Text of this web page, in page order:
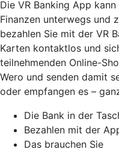
Die VR Banking App
Finanzen unterwegs und
bezahlen Sie mit der VR
Karten kontaktlos und
teilnehmenden Online-
Wero und senden damit
oder empfangen es –
Die Bank in der
Bezahlen mit der
Das brauchen Sie